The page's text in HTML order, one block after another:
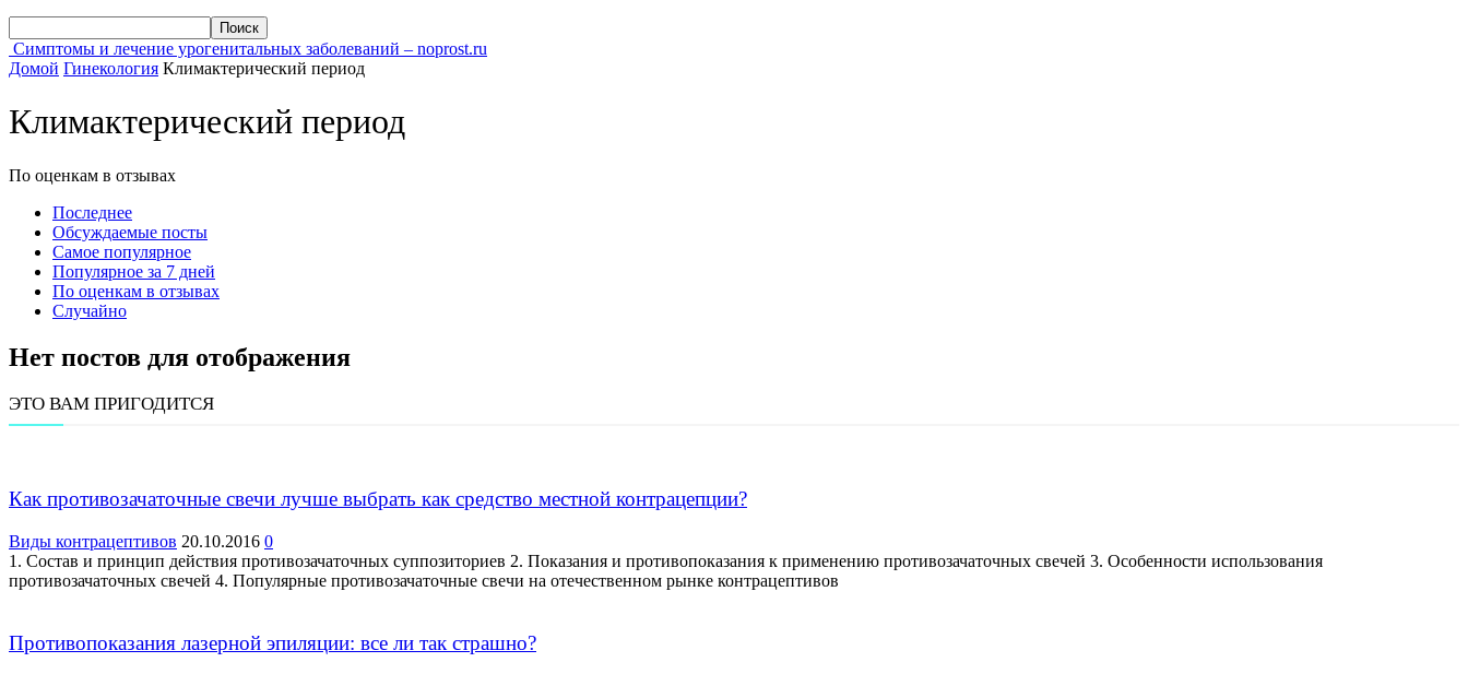
Симптомы и лечение урогенитальных заболеваний – noprost.ru
Домой Гинекология Климактерический период
Климактерический период
По оценкам в отзывах
Последнее
Обсуждаемые посты
Самое популярное
Популярное за 7 дней
По оценкам в отзывах
Случайно
Нет постов для отображения
ЭТО ВАМ ПРИГОДИТСЯ
Как противозачаточные свечи лучше выбрать как средство местной контрацепции?
Виды контрацептивов 20.10.2016 0
1. Состав и принцип действия противозачаточных суппозиториев 2. Показания и противопоказания к применению противозачаточных свечей 3. Особенности использования
противозачаточных свечей 4. Популярные противозачаточные свечи на отечественном рынке контрацептивов
Противопоказания лазерной эпиляции: все ли так страшно?